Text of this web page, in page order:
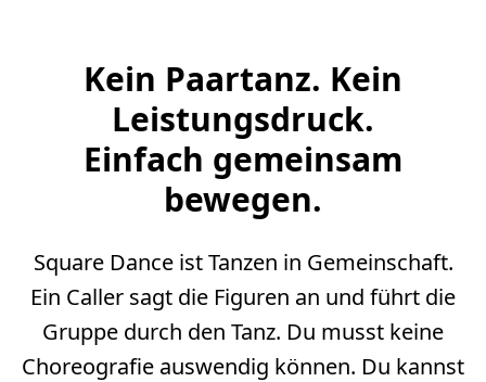
Kein Paartanz. Kein
Leistungsdruck.
Einfach gemeinsam
bewegen.
Square Dance ist Tanzen in Gemeinschaft.
Ein Caller sagt die Figuren an und führt die
Gruppe durch den Tanz. Du musst keine
Choreografie auswendig können. Du kannst